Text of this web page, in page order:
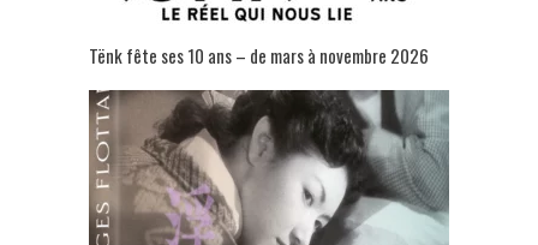
Tënk fête ses 10 ans – de mars à novembre 2026